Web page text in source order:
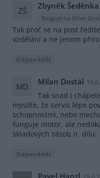
ZŠ Zbyněk Šeděnka
Reaguje na Milan
Tak proč se na post
vzdělání a ne jenom
Odpovědět
MD Milan Dostál
Tak snad i
myslíte, že servis lépe
schopnostmi, nebo
funguje motor, ale
skladových zásob n. dílu.
Odpovědět